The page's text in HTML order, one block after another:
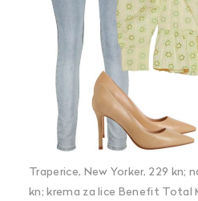
Traperice, New Yorker, 229 kn;
kn; krema za lice Benefit Total